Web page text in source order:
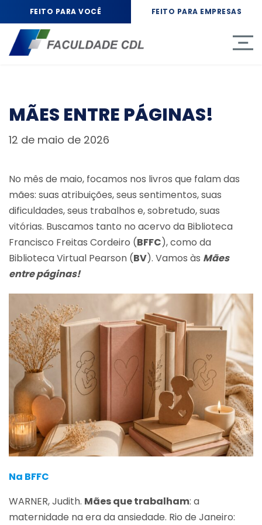
FEITO PARA VOCÊ FEITO PARA EMPRESAS
MÃES ENTRE PÁGINAS!
12 de maio de 2026
No mês de maio, focamos nos livros que falam das
mães: suas atribuições, seus sentimentos, suas
dificuldades, seus trabalhos e, sobretudo, suas
vitórias. Buscamos tanto no acervo da Biblioteca
Francisco Freitas Cordeiro (BFFC), como da
Biblioteca Virtual Pearson (BV). Vamos às Mães
entre páginas!
Na BFFC
WARNER, Judith. Mães que trabalham: a
maternidade na era da ansiedade. Rio de Janeiro: